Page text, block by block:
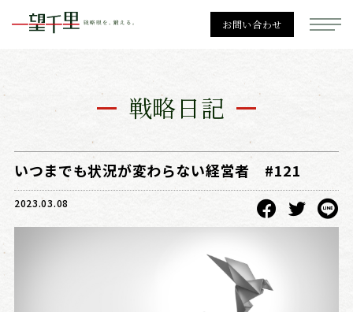
お問い合わせ
一望千里
経営戦略
戦略日記
いつまでも状況が変わらない経営者 #121
2023.03.08